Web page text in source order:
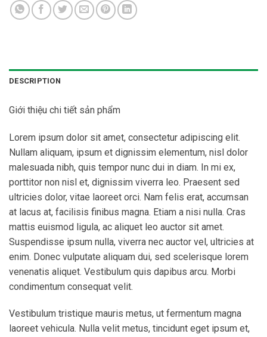
DESCRIPTION
Giới thiệu chi tiết sản phẩm
Lorem ipsum dolor sit amet, consectetur adipiscing elit.
Nullam aliquam, ipsum et dignissim elementum, nisl dolor
malesuada nibh, quis tempor nunc dui in diam. In mi ex,
porttitor non nisl et, dignissim viverra leo. Praesent sed
ultricies dolor, vitae laoreet orci. Nam felis erat, accumsan
at lacus at, facilisis finibus magna. Etiam a nisi nulla. Cras
mattis euismod ligula, ac aliquet leo auctor sit amet.
Suspendisse ipsum nulla, viverra nec auctor vel, ultricies at
enim. Donec vulputate aliquam dui, sed scelerisque lorem
venenatis aliquet. Vestibulum quis dapibus arcu. Morbi
condimentum consequat velit.
Vestibulum tristique mauris metus, ut fermentum magna
laoreet vehicula. Nulla velit metus, tincidunt eget ipsum et,